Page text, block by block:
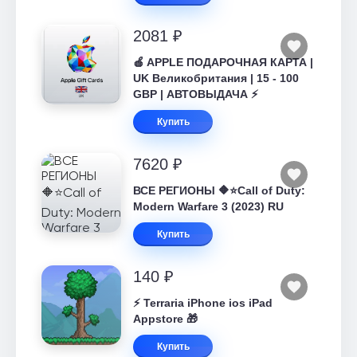
2081 ₽
🍎 APPLE ПОДАРОЧНАЯ КАРТА |
UK Великобритания | 15 - 100
GBP | АВТОВЫДАЧА ⚡️
Купить
7620 ₽
ВСЕ РЕГИОНЫ 🔶⭐Call of Duty:
Modern Warfare 3 (2023) RU
Купить
140 ₽
⚡️ Terraria iPhone ios iPad
Appstore 🎁
Купить